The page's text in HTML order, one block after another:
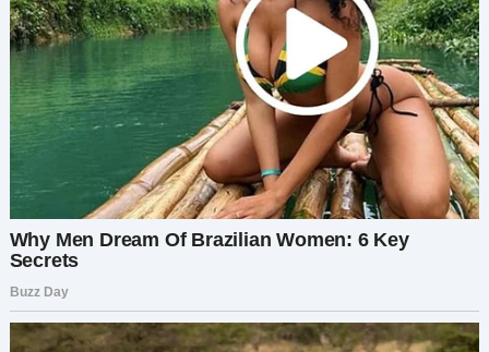
Он не договорил, но священник всё понял.
А тем временем соседи устроили настоящее
чудо. Бен принёс коробки с гирляндами, миссис
Тео командовала с ходунками, словно
дирижёр.
— Звезда выше, Бен! Внуки Арнольда должны
видеть её с улицы!
— Вам не нужно это делать, — пытался
возразить Арнольд.